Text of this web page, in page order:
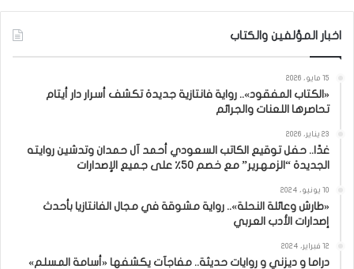
اخبار المؤلفين والكتاب
15 مايو، 2026
«الكتاب المفقود».. رواية فانتازية جديدة تكشف أسرار دار أيتام
تحاصرها اللعنات والجرائم
23 يناير، 2026
غدًا.. حفل توقيع الكاتب السعودي أحمد آل حمدان وتدشين روايته
الجديدة “الزمهرير” مع خصم 50٪ على جميع الإصدارات
10 يونيو، 2024
«طارش وعائلة النحلة».. رواية مشوقة في مجال الفانتازيا بأحدث
إصدارات الأدب العربي
12 فبراير، 2024
دراما و ديزني و روايات حديثة.. مفاجآت يكشفها «أسامة المسلم»